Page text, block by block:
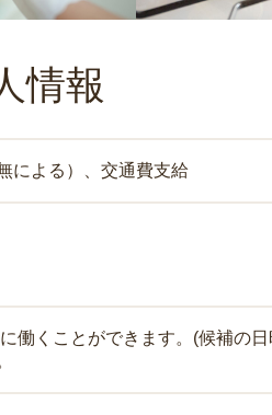
情報
による）、交通費支給
働くことができます。(候補の